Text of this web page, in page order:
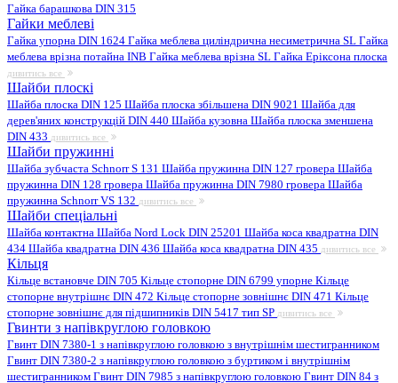
Гайка барашкова DIN 315
Гайки меблеві
Гайка упорна DIN 1624 Гайка меблева циліндрична несиметрична SL Гайка
меблева врізна потайна INB Гайка меблева врізна SL Гайка Еріксона плоска
дивитись все
Шайби плоскі
Шайба плоска DIN 125 Шайба плоска збільшена DIN 9021 Шайба для
дерев'яних конструкцій DIN 440 Шайба кузовна Шайба плоска зменшена
DIN 433 дивитись все
Шайби пружинні
Шайба зубчаста Schnorr S 131 Шайба пружинна DIN 127 гровера Шайба
пружинна DIN 128 гровера Шайба пружинна DIN 7980 гровера Шайба
пружинна Schnorr VS 132 дивитись все
Шайби спеціальні
Шайба контактна Шайба Nord Lock DIN 25201 Шайба коса квадратна DIN
434 Шайба квадратна DIN 436 Шайба коса квадратна DIN 435 дивитись все
Кільця
Кільце встановче DIN 705 Кільце стопорне DIN 6799 упорне Кільце
стопорне внутрішнє DIN 472 Кільце стопорне зовнішнє DIN 471 Кільце
стопорне зовнішнє для підшипників DIN 5417 тип SP дивитись все
Гвинти з напівкруглою головкою
Гвинт DIN 7380-1 з напівкруглою головкою з внутрішнім шестигранником
Гвинт DIN 7380-2 з напівкруглою головкою з буртиком і внутрішнім
шестигранником Гвинт DIN 7985 з напівкруглою головкою Гвинт DIN 84 з